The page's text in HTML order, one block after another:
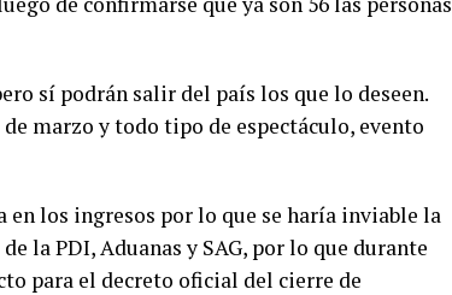
sí podrán salir del país los que lo deseen.
marzo y todo tipo de espectáculo, evento
en los ingresos por lo que se haría inviable la
la PDI, Aduanas y SAG, por lo que durante
para el decreto oficial del cierre de